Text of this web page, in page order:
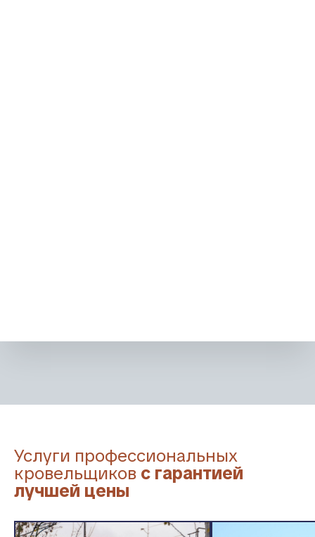
Услуги профессиональных
кровельщиков с гарантией
лучшей цены